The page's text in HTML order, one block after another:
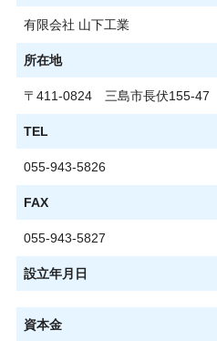
有限会社 山下工業
所在地
〒411-0824 三島市長伏155-47
TEL
055-943-5826
FAX
055-943-5827
設立年月日
資本金